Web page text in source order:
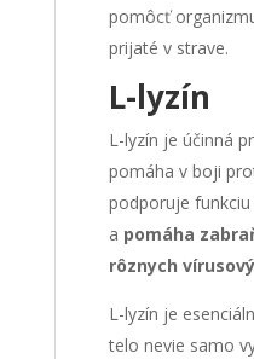
pomôcť
prijaté v strave.
L-lyzín
L-lyzín je účinná
pomáha v boji
podporuje
a pomáha
rôznych
L-lyzín je
telo nevie samo